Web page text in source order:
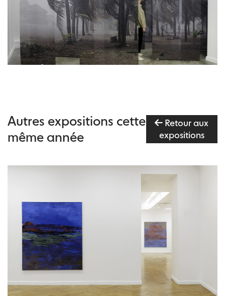
Autres expositions cette
même année
Retour aux
expositions